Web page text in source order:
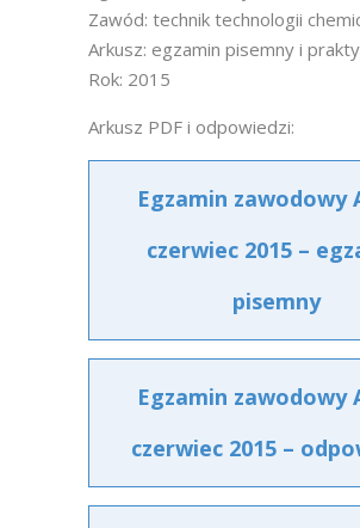
Zawód: technik technologii
Arkusz: egzamin pisemny i
Rok: 2015
Arkusz PDF i odpowiedzi:
Egzamin zawodowy
czerwiec 2015 –
pisemny
Egzamin zawodowy
czerwiec 2015 –